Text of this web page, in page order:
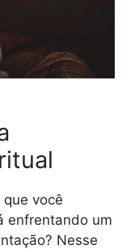
você
enfrentando um
Nesse